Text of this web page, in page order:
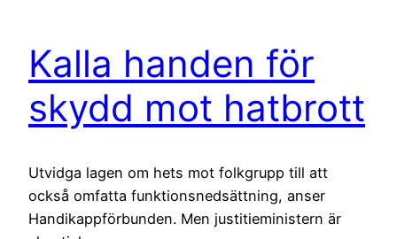
Kalla handen för
skydd mot hatbrott
Utvidga lagen om hets mot folkgrupp till att
också omfatta funktionsnedsättning, anser
Handikappförbunden. Men justitieministern är